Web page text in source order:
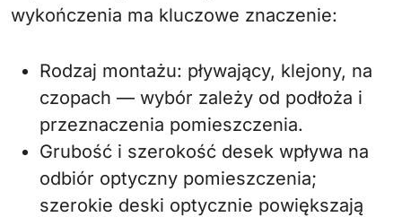
wykończenia ma kluczowe znaczenie:
Rodzaj montażu: pływający, klejony, na
czopach — wybór zależy od podłoża i
przeznaczenia pomieszczenia.
Grubość i szerokość desek wpływa na
odbiór optyczny pomieszczenia;
szerokie deski optycznie powiększają